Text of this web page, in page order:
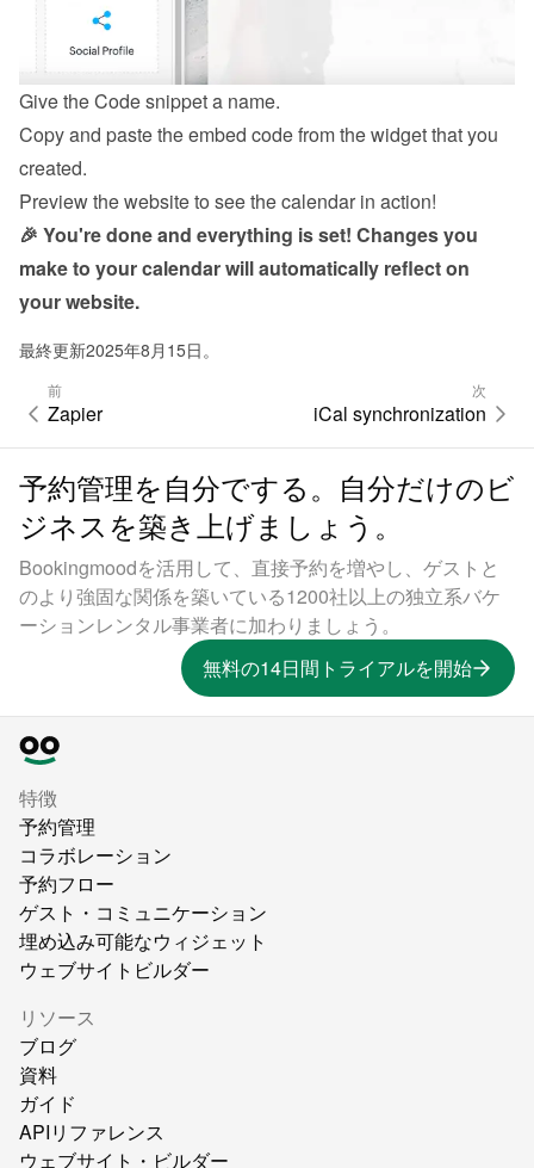
Give the Code snippet a name.
Copy and paste the embed code from the widget that you
created.
Preview the website to see the calendar in action!
🎉 You're done and everything is set! Changes you
make to your calendar will automatically reflect on
your website.
最終更新2025年8月15日。
前
Zapier
次
iCal synchronization
予約管理を自分でする。自分だけのビ
ジネスを築き上げましょう。
Bookingmoodを活用して、直接予約を増やし、ゲストと
のより強固な関係を築いている1200社以上の独立系バケ
ーションレンタル事業者に加わりましょう。
無料の14日間トライアルを開始
特徴
予約管理
コラボレーション
予約フロー
ゲスト・コミュニケーション
埋め込み可能なウィジェット
ウェブサイトビルダー
リソース
ブログ
資料
ガイド
APIリファレンス
ウェブサイト・ビルダー